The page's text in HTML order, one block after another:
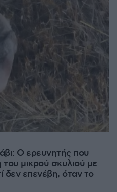
Ο ερευνητής που
μικρού σκυλιού με
δεν επενέβη, όταν το